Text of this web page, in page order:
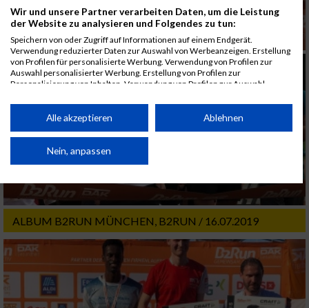
ALBUM B2RUN MÜNCHEN, B2RUN / 16.07.2019
Wir und unsere Partner verarbeiten Daten, um die Leistung
der Website zu analysieren und Folgendes zu tun:
Speichern von oder Zugriff auf Informationen auf einem Endgerät.
Verwendung reduzierter Daten zur Auswahl von Werbeanzeigen. Erstellung
von Profilen für personalisierte Werbung. Verwendung von Profilen zur
Auswahl personalisierter Werbung. Erstellung von Profilen zur
Personalisierung von Inhalten. Verwendung von Profilen zur Auswahl
Performance von Inhalten. Analyse von Zielgruppen durch Statistiken oder
Kombinationen von Daten aus verschiedenen Quellen. Entwicklung und
von Inhalten.
Daten können außerhalb der Europäischen Union weitergegeben und in die
Website/App.
Partnerliste anzeigen (1 IAB-Anbieter)
IAB-Verarbeitungszwecke:
Speichern von oder Zugriff auf Informationen
auf einem Endgerät
Alle akzeptieren Ablehnen
Nein, anpassen